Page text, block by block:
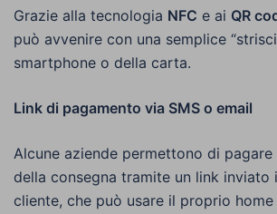
Grazie alla tecnologia NFC e ai QR
può avvenire con una semplice
smartphone o della carta.
Link di pagamento via SMS o email
Alcune aziende permettono di pagare
della consegna tramite un link inviato
cliente, che può usare il proprio